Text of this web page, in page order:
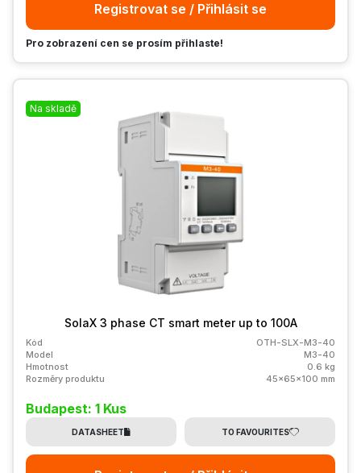
Registrovat se / Přihlásit se
Pro zobrazení cen se prosím přihlaste!
Na skladě
SolaX 3 phase CT smart meter up to 100A
Kód
OTH-SLX-M3-40
Model
M3-40
Hmotnost
0.6 kg
Rozměry produktu
45x65x100 mm
Budapest: 1 Kus
DATASHEET TO FAVOURITES